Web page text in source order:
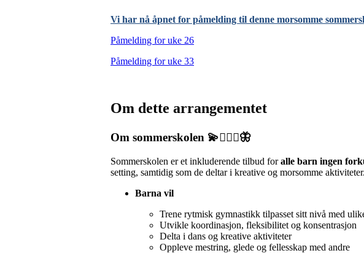
Vi har nå åpnet for påmelding til denne morsomme
Påmelding for uke 26
Påmelding for uke 33
Om dette arrangementet
Om sommerskolen 💫🤸🏻‍♀️🦋
Sommerskolen er et inkluderende tilbud foralle barn ingen
setting, samtidig som de deltar i kreative og morsomme aktiviteter.
Barna vil
Trene rytmisk gymnastikk tilpasset sitt nivå med
Utvikle koordinasjon, fleksibilitet og konsentrasjon
Delta i dans og kreative aktiviteter
Oppleve mestring, glede og fellesskap med andre